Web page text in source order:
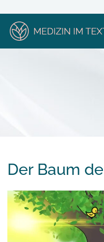
Der Baum